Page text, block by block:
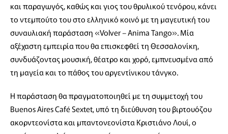
και παραγωγός, καθώς και γιος του θρυλικού τενόρου, κάνει
το ντεμπούτο του στο ελληνικό κοινό με τη μαγευτική του
συναυλιακή παράσταση «Volver – Anima Tango». Μία
αξέχαστη εμπειρία που θα επισκεφθεί τη Θεσσαλονίκη,
συνδυάζοντας μουσική, θέατρο και χορό, εμπνευσμένα από
τη μαγεία και το πάθος του αργεντίνικου τάνγκο.
Η παράσταση θα πραγματοποιηθεί με τη συμμετοχή του
Buenos Aires Café Sextet, υπό τη διεύθυνση του βιρτουόζου
ακορντεονίστα και μπαντονεονίστα Κριστιάνο Λουί, ο